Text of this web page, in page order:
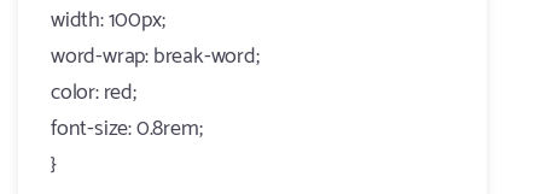
width: 100px;
word-wrap: break-word;
color: red;
font-size: 0.8rem;
}